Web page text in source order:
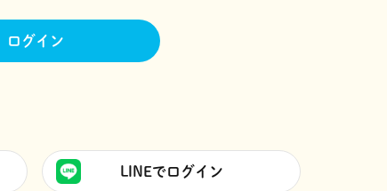
ログイン
LINEでログイン